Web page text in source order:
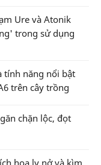
Ure và Atonik
trong sử dụng
tính năng nổi bật
trên cây trồng
chặn lộc, đọt
hoa ly nở và kìm